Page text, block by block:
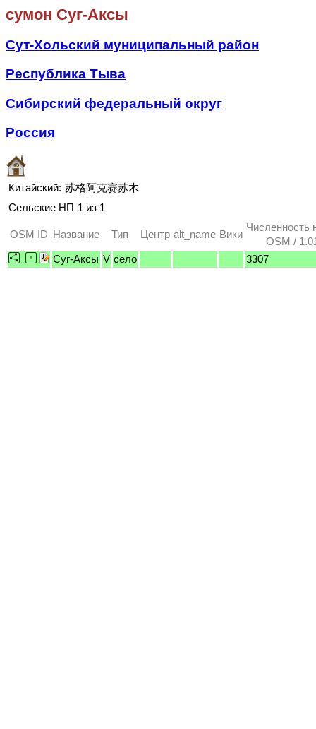
сумон Суг-Аксы
Сут-Хольский муниципальный район
Республика Тыва
Сибирский федеральный округ
Россия
Китайский: 苏格阿克赛苏木
Сельские НП 1 из 1
OSM ID Название Тип Центр alt_name Вики
Численность
OSM /
Суг-Аксы V село 3307